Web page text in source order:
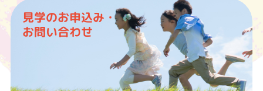
見学のお申込み・
お問い合わせ